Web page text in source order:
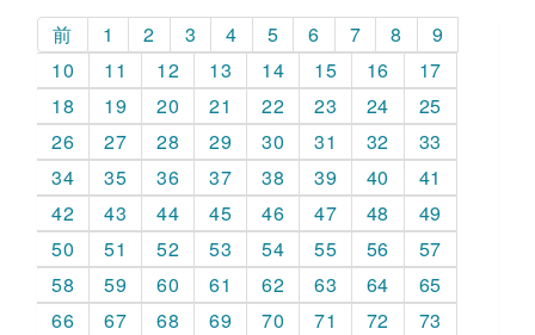
前 1 2 3 4 5 6 7 8
9
10
11 12 13 14 15 16
17
18
19 20 21 22 23 24
25
26
27 28 29 30 31 32
33
34
35 36 37 38 39 40
41
42
43 44 45 46 47 48
49
50
51 52 53 54 55 56
57
58
59 60 61 62 63 64
65
66
67 68 69 70 71 72
73